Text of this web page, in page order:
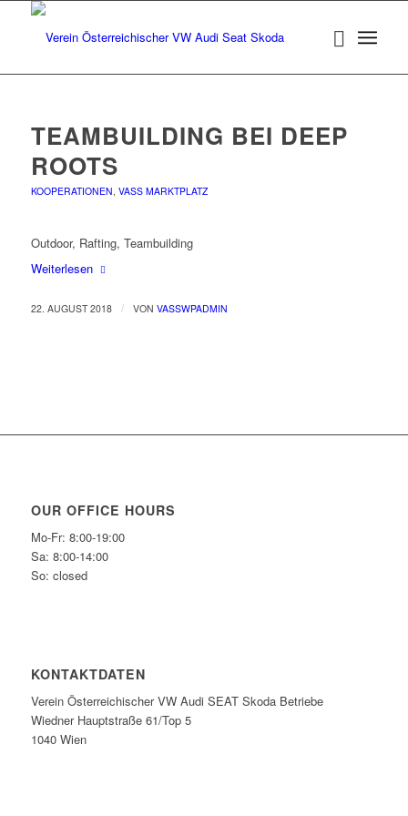
TEAMBUILDING BEI DEEP
ROOTS
KOOPERATIONEN, VASS MARKTPLATZ
Outdoor, Rafting, Teambuilding
Weiterlesen
22. AUGUST 2018 / VON VASSWPADMIN
OUR OFFICE HOURS
Mo-Fr: 8:00-19:00
Sa: 8:00-14:00
So: closed
KONTAKTDATEN
Verein Österreichischer VW Audi SEAT Skoda Betriebe
Wiedner Hauptstraße 61/Top 5
1040 Wien